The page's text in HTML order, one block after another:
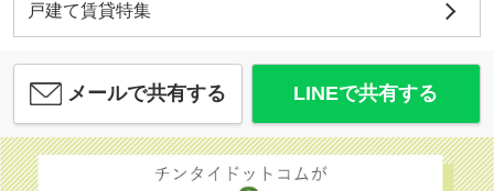
戸建て賃貸特集
メールで共有する LINEで共有する